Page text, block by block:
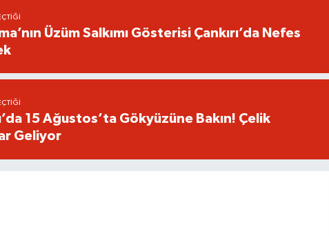
Üzüm Salkımı Gösterisi Çankırı’da Nefes
15 Ağustos’ta Gökyüzüne Bakın! Çelik
Geliyor